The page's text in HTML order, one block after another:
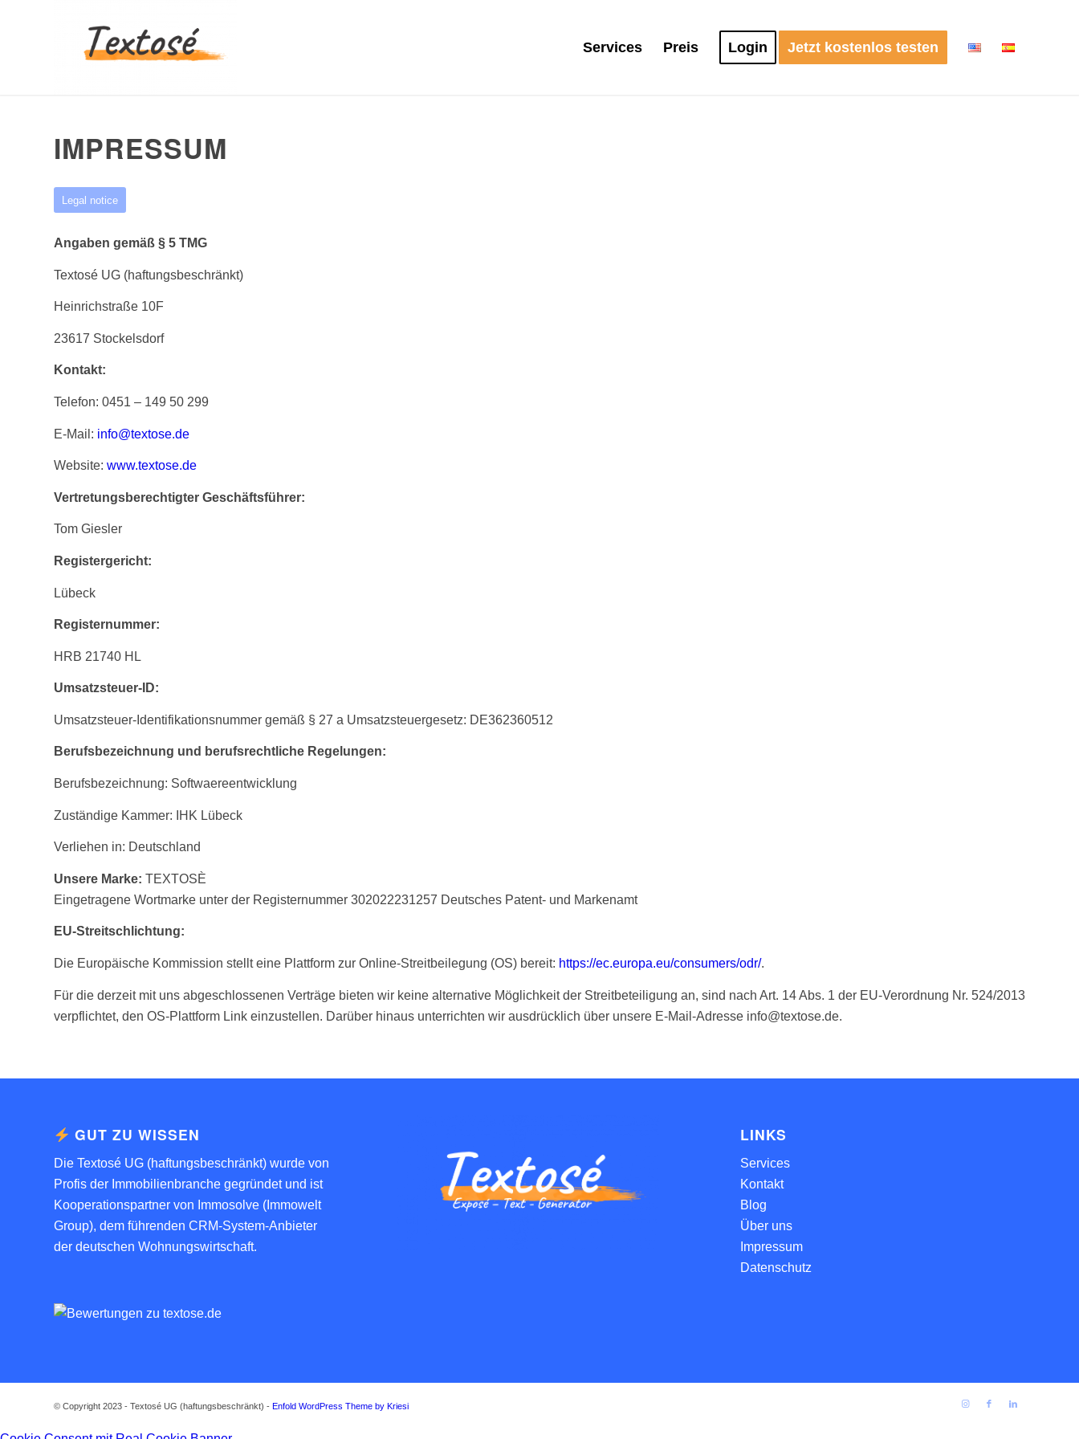
Services Preis Login Jetzt kostenlos testen
IMPRESSUM
Legal notice
Angaben gemäß § 5 TMG
Textosé UG (haftungsbeschränkt)
Heinrichstraße 10F
23617 Stockelsdorf
Kontakt:
Telefon: 0451 – 149 50 299
E-Mail: info@textose.de
Website: www.textose.de
Vertretungsberechtigter Geschäftsführer:
Tom Giesler
Registergericht:
Lübeck
Registernummer:
HRB 21740 HL
Umsatzsteuer-ID:
Umsatzsteuer-Identifikationsnummer gemäß § 27 a Umsatzsteuergesetz: DE362360512
Berufsbezeichnung und berufsrechtliche Regelungen:
Berufsbezeichnung: Softwaereentwicklung
Zuständige Kammer: IHK Lübeck
Verliehen in: Deutschland
Unsere Marke: TEXTOSÈ
Eingetragene Wortmarke unter der Registernummer 302022231257 Deutsches Patent- und Markenamt
EU-Streitschlichtung:
Die Europäische Kommission stellt eine Plattform zur Online-Streitbeilegung (OS) bereit: https://ec.europa.eu/consumers/odr/.
Für die derzeit mit uns abgeschlossenen Verträge bieten wir keine alternative Möglichkeit der Streitbeteiligung an, sind nach Art. 14 Abs. 1 der EU-Verordnung Nr. 524/2013
verpflichtet, den OS-Plattform Link einzustellen. Darüber hinaus unterrichten wir ausdrücklich über unsere E-Mail-Adresse info@textose.de.
GUT ZU WISSEN
Die Textosé UG (haftungsbeschränkt) wurde von
Profis der Immobilienbranche gegründet und ist
Kooperationspartner von Immosolve (Immowelt
Group), dem führenden CRM-System-Anbieter
der deutschen Wohnungswirtschaft.
LINKS
Services
Kontakt
Blog
Über uns
Impressum
Datenschutz
© Copyright 2023 - Textosé UG (haftungsbeschränkt) - Enfold WordPress Theme by Kriesi